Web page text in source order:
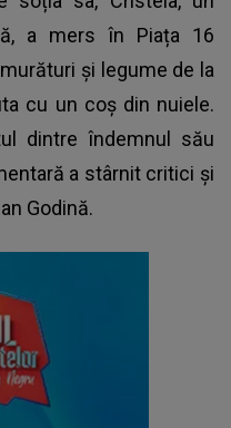
a mers în Piața 16
și legume de la
cu un coș din nuiele.
dintre îndemnul său
a stârnit critici și
Godină.